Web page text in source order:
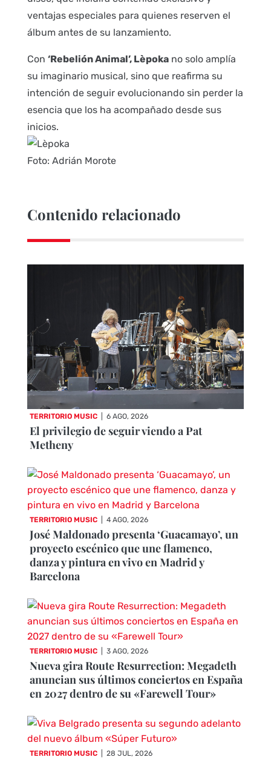
ventajas especiales para quienes reserven el
álbum antes de su lanzamiento.
Con ‘Rebelión Animal’, Lèpokano solo amplía
su imaginario musical, sino que reafirma su
intención de seguir evolucionando sin perder la
esencia que los ha acompañado desde sus
inicios.
Foto: Adrián Morote
Contenido relacionado
TERRITORIO MUSIC 6 AGO, 2026
El privilegio de seguir viendo a Pat
Metheny
TERRITORIO MUSIC 4 AGO, 2026
José Maldonado presenta ‘Guacamayo’, un
proyecto escénico que une flamenco,
danza y pintura en vivo en Madrid y
Barcelona
TERRITORIO MUSIC 3 AGO, 2026
Nueva gira Route Resurrection: Megadeth
anuncian sus últimos conciertos en España
en 2027 dentro de su «Farewell Tour»
TERRITORIO MUSIC 28 JUL, 2026